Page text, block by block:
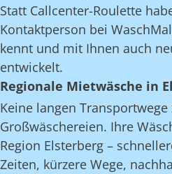
Statt Callcenter-Roulette
Kontaktperson bei
kennt und mit Ihnen auch
entwickelt.
Regionale Mietwäsche in
Keine langen
Großwäschereien. Ihre
Region Elsterberg –
Zeiten, kürzere Wege,